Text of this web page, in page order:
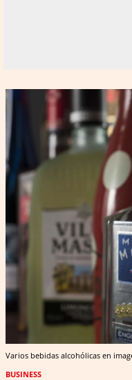
Varios bebidas alcohólicas en
BUSINESS